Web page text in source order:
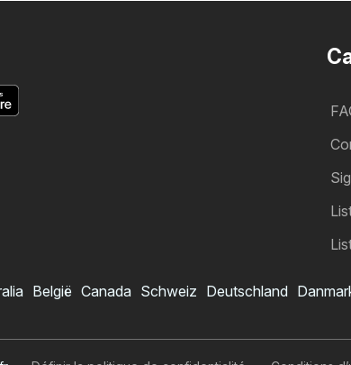
België Canada Schweiz Deutschland